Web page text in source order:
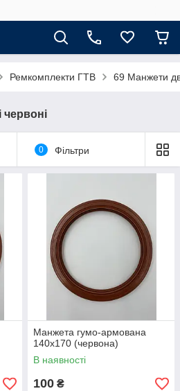
Ремкомплекти ГТВ 69 Манжети
0 Фільтри
Манжета гумо-армована
140х170 (червона)
В наявності
100 ₴